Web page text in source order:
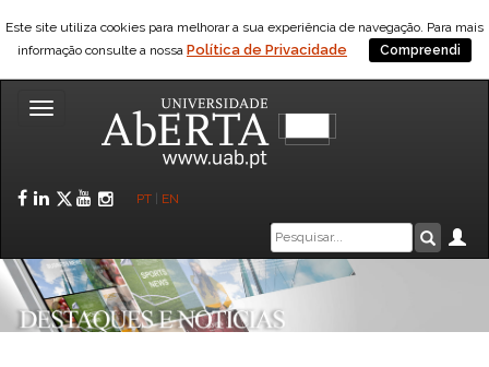
Este site utiliza cookies para melhorar a sua experiência de navegação. Para mais
informação consulte a nossa Política de Privacidade Compreendi
Toggle
Facebook
LinkedIn
Twitter
YouTube
Instagram
PT EN
Caixa
de
pesquisa